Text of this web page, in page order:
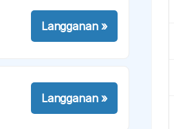
Langganan»
Langganan»